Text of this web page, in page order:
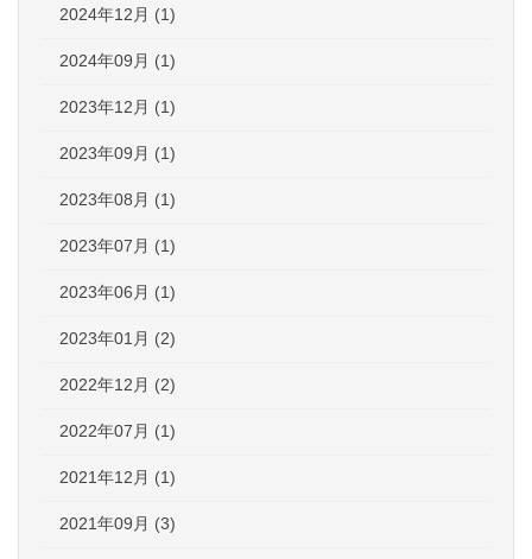
2024年12月 (1)
2024年09月 (1)
2023年12月 (1)
2023年09月 (1)
2023年08月 (1)
2023年07月 (1)
2023年06月 (1)
2023年01月 (2)
2022年12月 (2)
2022年07月 (1)
2021年12月 (1)
2021年09月 (3)